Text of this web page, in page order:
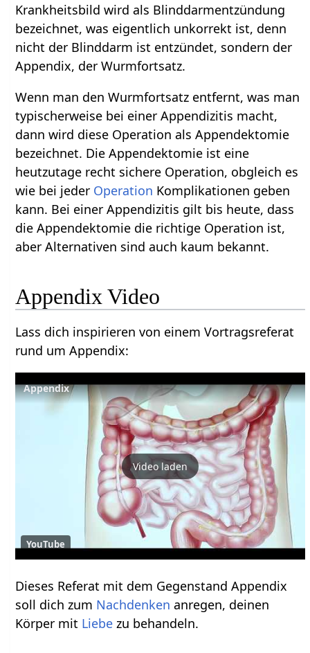
Krankheitsbild wird als Blinddarmentzündung
bezeichnet, was eigentlich unkorrekt ist, denn
nicht der Blinddarm ist entzündet, sondern der
Appendix, der Wurmfortsatz.
Wenn man den Wurmfortsatz entfernt, was man
typischerweise bei einer Appendizitis macht,
dann wird diese Operation als Appendektomie
bezeichnet. Die Appendektomie ist eine
heutzutage recht sichere Operation, obgleich es
wie bei jeder Operation Komplikationen geben
kann. Bei einer Appendizitis gilt bis heute, dass
die Appendektomie die richtige Operation ist,
aber Alternativen sind auch kaum bekannt.
Appendix Video
Lass dich inspirieren von einem Vortragsreferat
rund um Appendix:
Appendix
Video laden
YouTube
Dieses Referat mit dem Gegenstand Appendix
soll dich zum Nachdenken anregen, deinen
Körper mit Liebe zu behandeln.